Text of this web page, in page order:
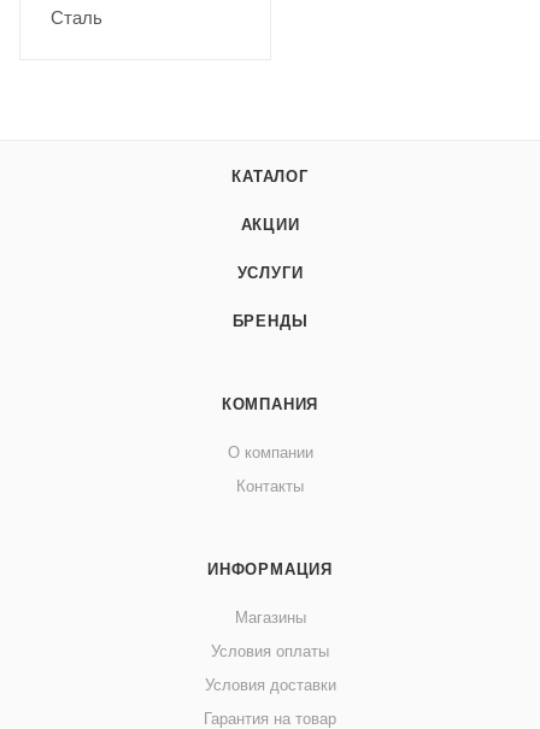
Сталь
КАТАЛОГ
АКЦИИ
УСЛУГИ
БРЕНДЫ
КОМПАНИЯ
О компании
Контакты
ИНФОРМАЦИЯ
Магазины
Условия оплаты
Условия доставки
Гарантия на товар